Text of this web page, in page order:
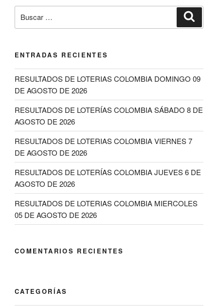
por:
ENTRADAS RECIENTES
RESULTADOS DE LOTERIAS COLOMBIA DOMINGO 09
DE AGOSTO DE 2026
RESULTADOS DE LOTERÍAS COLOMBIA SÁBADO 8 DE
AGOSTO DE 2026
RESULTADOS DE LOTERIAS COLOMBIA VIERNES 7
DE AGOSTO DE 2026
RESULTADOS DE LOTERÍAS COLOMBIA JUEVES 6 DE
AGOSTO DE 2026
RESULTADOS DE LOTERIAS COLOMBIA MIERCOLES
05 DE AGOSTO DE 2026
COMENTARIOS RECIENTES
CATEGORÍAS